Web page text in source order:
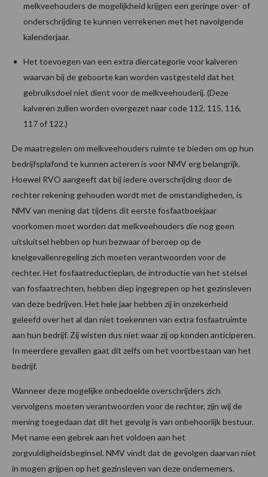
melkveehouders de mogelijkheid krijgen een geringe over- of
onderschrijding te kunnen verrekenen met het navolgende
kalenderjaar.
Het toevoegen van een extra diercategorie voor kalveren
waarvan bij de geboorte kan worden vastgesteld dat het
gebruiksdoel niet dient voor de melkveehouderij. (Deze
kalveren zullen worden overgezet naar code 112, 115, 116,
117 of 122.)
De maatregelen om melkveehouders ruimte te bieden om op hun
bedrijfsplafond te kunnen acteren is voor NMV erg belangrijk.
Hoewel RVO aangeeft dat bij iedere overschrijding door de
rechter rekening gehouden wordt met de omstandigheden, is
NMV van mening dat tijdens dit eerste fosfaatboekjaar
voorkomen moet worden dat melkveehouders die nog geen
uitsluitsel hebben op hun bezwaar of beroep op de
knelgevallenregeling zich moeten verantwoorden voor de
rechter. Het fosfaatreductieplan, de introductie van het stelsel
van fosfaatrechten, hebben diep ingegrepen op het gezinsleven
van deze bedrijven. Het hele jaar hebben zij in onzekerheid
geleefd over het al dan niet toekennen van extra fosfaatruimte
aan hun bedrijf. Zij wisten dus niet waar zij op konden anticiperen.
In meerdere gevallen gaat dit zelfs om het voortbestaan van het
bedrijf.
Wanneer deze mogelijke onbedoelde overschrijders zich
vervolgens moeten verantwoorden voor de rechter, zijn wij de
mening toegedaan dat dit het gevolg is van onbehoorlijk bestuur.
Met name een gebrek aan het voldoen aan het
zorgvuldigheidsbeginsel. NMV vindt dat de gevolgen daarvan niet
in mogen grijpen op het gezinsleven van deze ondernemers.